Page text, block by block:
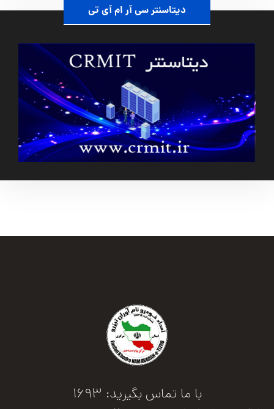
دیتاسنتر سی آر ام آی تی
با ما تماس بگیرید: 1693